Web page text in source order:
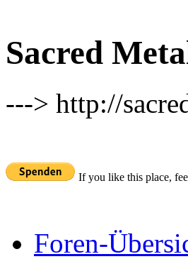
Sacred
---> http://
If you like this place,
Foren-